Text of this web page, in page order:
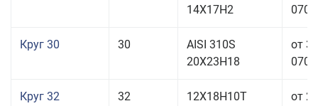
14Х17Н2
Круг 30 30
AISI 310S
20Х23Н18
от
Круг 32 32 12Х18Н10Т
от